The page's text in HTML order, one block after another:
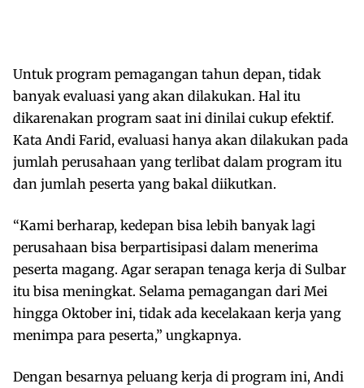
Untuk program pemagangan tahun depan, tidak
banyak evaluasi yang akan dilakukan. Hal itu
dikarenakan program saat ini dinilai cukup efektif.
Kata Andi Farid, evaluasi hanya akan dilakukan pada
jumlah perusahaan yang terlibat dalam program itu
dan jumlah peserta yang bakal diikutkan.
“Kami berharap, kedepan bisa lebih banyak lagi
perusahaan bisa berpartisipasi dalam menerima
peserta magang. Agar serapan tenaga kerja di Sulbar
itu bisa meningkat. Selama pemagangan dari Mei
hingga Oktober ini, tidak ada kecelakaan kerja yang
menimpa para peserta,” ungkapnya.
Dengan besarnya peluang kerja di program ini, Andi